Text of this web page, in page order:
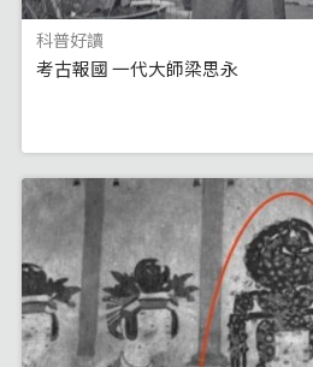
科普好讀
考古報國 一代大師梁思永